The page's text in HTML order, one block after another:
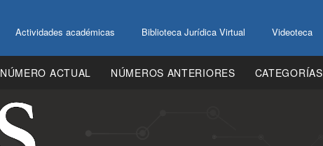
Actividades académicas Biblioteca Jurídica Virtual Videoteca
NÚMERO ACTUAL NÚMEROS ANTERIORES CATEGORÍAS